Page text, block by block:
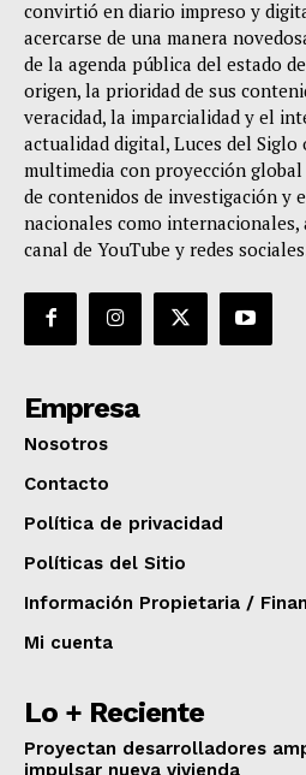
convirtió en diario impreso y
acercarse de una manera
de la agenda pública del estado
origen, la prioridad de sus
veracidad, la imparcialidad y el
actualidad digital, Luces del Siglo
multimedia con proyección
de contenidos de investigación y
nacionales como
canal de YouTube y redes
Empresa
Nosotros
Contacto
Política de privacidad
Políticas del Sitio
Información Propietaria /
Mi cuenta
Lo + Reciente
Proyectan desarrolladores
impulsar nueva vivienda